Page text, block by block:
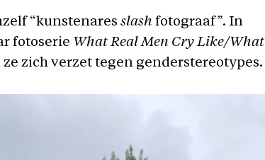
“kunstenares slash fotograaf”. In
fotoserie What Real Men Cry Like/What
zich verzet tegen genderstereotypes.